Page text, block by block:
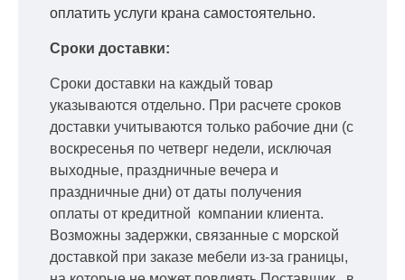
оплатить услуги крана самостоятельно.
Сроки доставки:
Сроки доставки на каждый товар
указываются отдельно. При расчете сроков
доставки учитываются только рабочие дни (с
воскресенья по четверг недели, исключая
выходные, праздничные вечера и
праздничные дни) от даты получения
оплаты от кредитной компании клиента.
Возможны задержки, связанные с морской
доставкой при заказе мебели из-за границы,